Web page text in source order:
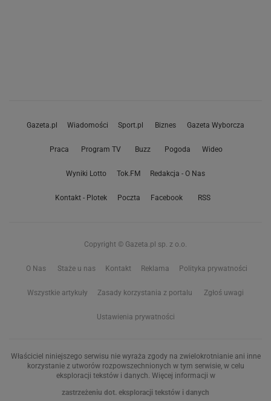
Gazeta.pl Wiadomości Sport.pl Biznes Gazeta Wyborcza
Praca Program TV Buzz Pogoda Wideo
Wyniki Lotto Tok.FM Redakcja - O Nas
Kontakt - Plotek Poczta Facebook RSS
Copyright © Gazeta.pl sp. z o.o.
O Nas Staże u nas Kontakt Reklama Polityka prywatności
Wszystkie artykuły Zasady korzystania z portalu Zgłoś uwagi
Ustawienia prywatności
Właściciel niniejszego serwisu nie wyraża zgody na zwielokrotnianie ani inne
korzystanie z utworów rozpowszechnionych w tym serwisie, w celu
eksploracji tekstów i danych. Więcej informacji w
zastrzeżeniu dot. eksploracji tekstów i danych